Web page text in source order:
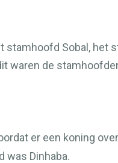
Sobal, het
waren de
er een koning
was Dinhaba.